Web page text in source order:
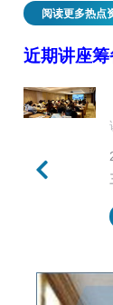
阅读更多热点
近期讲座筹